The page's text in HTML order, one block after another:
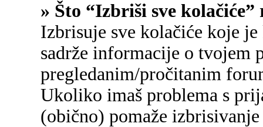
» Što “Izbriši sve kolačiće”
Izbrisuje sve kolačiće koje
sadrže informacije o tvojem
pregledanim/pročitanim
Ukoliko imaš problema s
(obično) pomaže